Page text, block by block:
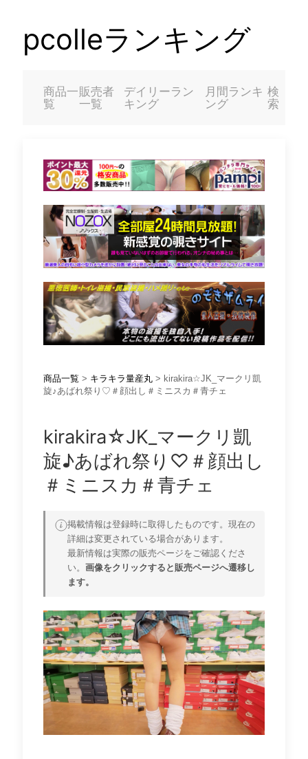
pcolleランキング
商品一
覧
販売者
一覧
デイリーラン
キング
月間ランキ
ング
検
索
商品一覧 > キラキラ量産丸 > kirakira☆JK_マークリ凱
旋♪あばれ祭り♡＃顔出し＃ミニスカ＃青チェ
kirakira☆JK_マークリ凱
旋♪あばれ祭り♡＃顔出し
＃ミニスカ＃青チェ
掲載情報は登録時に取得したものです。現在の
詳細は変更されている場合があります。
最新情報は実際の販売ページをご確認くださ
い。 画像をクリックすると販売ページへ遷移し
ます。